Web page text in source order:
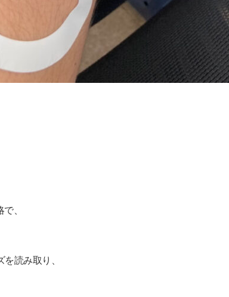
、
読み取り、